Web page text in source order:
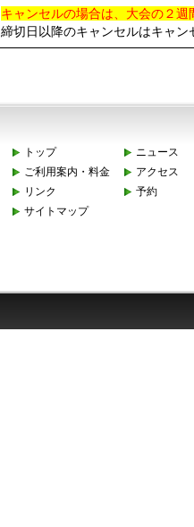
キャンセルの場合は、大会の２
締切日以降のキャンセルはキャ
トップ
ニュース
ご利用案内・料金
アクセス
リンク
予約
サイトマップ